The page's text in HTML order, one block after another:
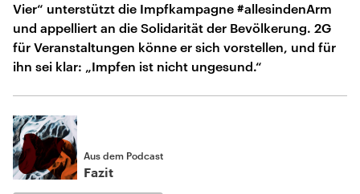
Vier“ unterstützt die Impfkampagne #allesindenArm
und appelliert an die Solidarität der Bevölkerung. 2G
für Veranstaltungen könne er sich vorstellen, und für
ihn sei klar: „Impfen ist nicht ungesund.“
Aus dem Podcast
Fazit